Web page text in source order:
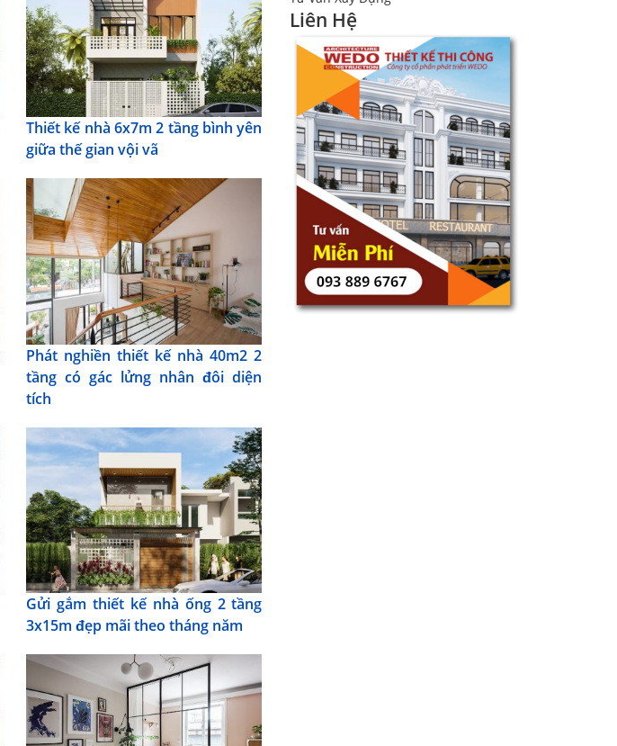
Thiết kế nhà 6x7m 2 tầng bình yên
giữa thế gian vội vã
Phát nghiền thiết kế nhà 40m2 2
tầng có gác lửng nhân đôi diện
tích
Gửi gắm thiết kế nhà ống 2 tầng
3x15m đẹp mãi theo tháng năm
Liên Hệ